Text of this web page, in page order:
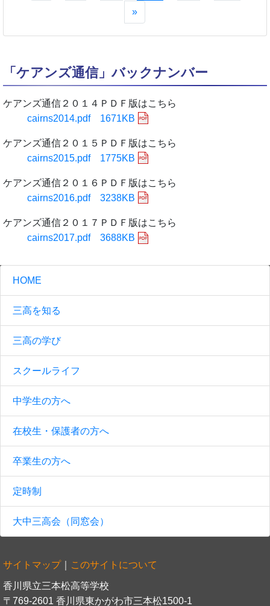
»
「ケアンズ通信」バックナンバー
ケアンズ通信２０１４ＰＤＦ版はこちら
cairns2014.pdf 1671KB
ケアンズ通信２０１５ＰＤＦ版はこちら
cairns2015.pdf 1775KB
ケアンズ通信２０１６ＰＤＦ版はこちら
cairns2016.pdf 3238KB
ケアンズ通信２０１７ＰＤＦ版はこちら
cairns2017.pdf 3688KB
HOME
三高を知る
三高の学び
スクールライフ
中学生の方へ
在校生・保護者の方へ
卒業生の方へ
定時制
大中三高会（同窓会）
サイトマップ｜ このサイトについて
香川県立三本松高等学校
〒769-2601 香川県東かがわ市三本松1500-1